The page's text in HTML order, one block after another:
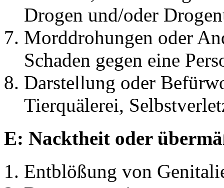
Drogen und/oder
Morddrohungen oder
Schaden gegen eine
Darstellung oder
Tierquälerei,
E: Nacktheit oder
Entblößung von